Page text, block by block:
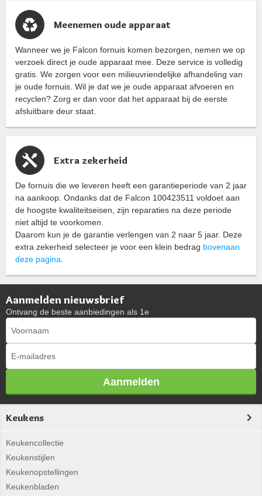
Meenemen oude apparaat
Wanneer we je Falcon fornuis komen bezorgen, nemen we op
verzoek direct je oude apparaat mee. Deze service is volledig
gratis. We zorgen voor een milieuvriendelijke afhandeling van
je oude fornuis. Wil je dat we je oude apparaat afvoeren en
recyclen? Zorg er dan voor dat het apparaat bij de eerste
afsluitbare deur staat.
Extra zekerheid
De fornuis die we leveren heeft een garantieperiode van 2 jaar
na aankoop. Ondanks dat de Falcon 100423511 voldoet aan
de hoogste kwaliteitseisen, zijn reparaties na deze periode
niet altijd te voorkomen.
Daarom kun je de garantie verlengen van 2 naar 5 jaar. Deze
extra zekerheid selecteer je voor een klein bedrag bovenaan
deze pagina
Aanmelden nieuwsbrief
Ontvang de beste aanbiedingen als 1e
Aanmelden
Keukens
Keukencollectie
Keukenstijlen
Keukenopstellingen
Keukenbladen